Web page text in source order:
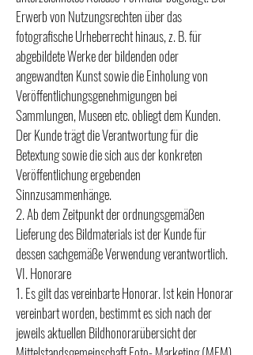
Erwerb von Nutzungsrechten über das
fotografische Urheberrecht hinaus, z. B. für
abgebildete Werke der bildenden oder
angewandten Kunst sowie die Einholung von
Veröffentlichungsgenehmigungen bei
Sammlungen, Museen etc. obliegt dem Kunden.
Der Kunde trägt die Verantwortung für die
Betextung sowie die sich aus der konkreten
Veröffentlichung ergebenden
Sinnzusammenhänge.
2. Ab dem Zeitpunkt der ordnungsgemäßen
Lieferung des Bildmaterials ist der Kunde für
dessen sachgemäße Verwendung verantwortlich.
VI. Honorare
1. Es gilt das vereinbarte Honorar. Ist kein Honorar
vereinbart worden, bestimmt es sich nach der
jeweils aktuellen Bildhonorarübersicht der